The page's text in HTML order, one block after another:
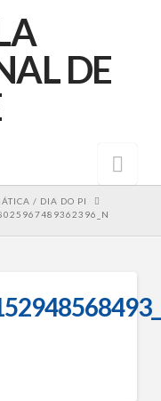
/ DIA DO PI